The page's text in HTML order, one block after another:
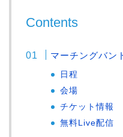
Contents
マーチングバン
日程
会場
チケット情報
無料Live配信